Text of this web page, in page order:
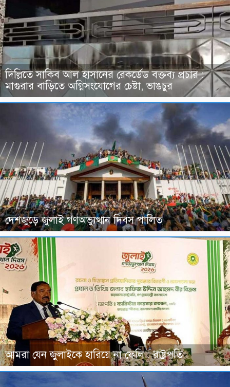
দিল্লিতে সাকিব আল হাসানের রেকর্ডেড বক্তব্য প্রচার :
মাগুরার বাড়িতে অগ্নিসংযোগের চেষ্টা, ভাঙচুর
দেশজুড়ে জুলাই গণঅভ্যুত্থান দিবস পালিত
আমরা যেন জুলাইকে হারিয়ে না ফেলি : রাষ্ট্রপতি